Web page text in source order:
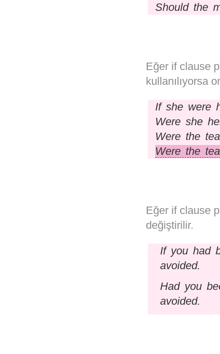
Should the
Eğer if clause
kullanılıyorsa
If she were
Were she
Were the
Were the
Eğer if clause
değiştirilir.
If you had
avoided.
Had you
avoided.